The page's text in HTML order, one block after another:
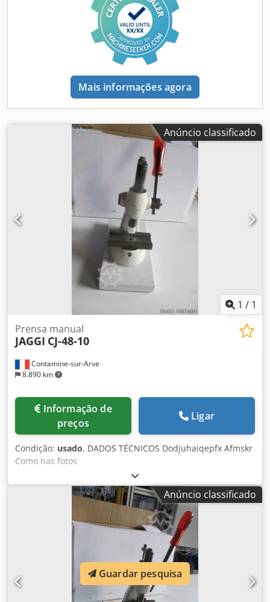
Mais informações agora
Anúncio classificado
1 / 1
Contamine-sur-Arve
8.890 km
Prensa manual
JAGGI CJ-48-10
preços
Ligar
Condição: usado, DADOS TÉCNICOS Dodjuhaiqepfx Afmskr
Como nas fotos
Anúncio classificado
Guardar pesquisa